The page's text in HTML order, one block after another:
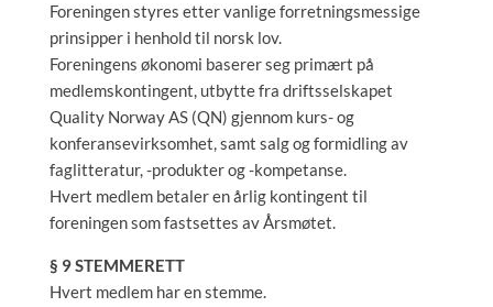
Foreningen styres etter vanlige forretningsmessige
prinsipper i henhold til norsk lov.
Foreningens økonomi baserer seg primært på
medlemskontingent, utbytte fra driftsselskapet
Quality Norway AS (QN) gjennom kurs- og
konferansevirksomhet, samt salg og formidling av
faglitteratur, -produkter og -kompetanse.
Hvert medlem betaler en årlig kontingent til
foreningen som fastsettes av Årsmøtet.
§ 9 STEMMERETT
Hvert medlem har en stemme.